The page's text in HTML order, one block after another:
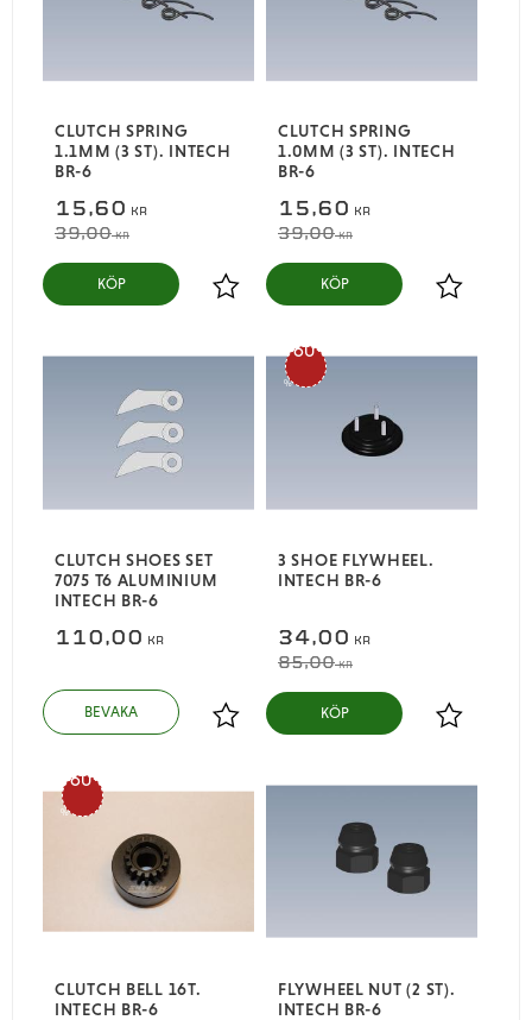
CLUTCH SPRING
1.1MM (3 ST). INTECH
BR-6
15,60 KR
39,00KR
Lägg till i favoriter
KÖP
CLUTCH SPRING
1.0MM (3 ST). INTECH
BR-6
15,60 KR
39,00KR
Lägg till i
KÖP
CLUTCH SHOES SET
7075 T6 ALUMINIUM
INTECH BR-6
110,00 KR
Lägg till i favoriter
3 SHOE FLYWHEEL.
INTECH BR-6
34,00 KR
85,00KR
60
%
Lägg till i
KÖP
CLUTCH BELL 16T.
INTECH BR-6
60
%
FLYWHEEL NUT (2 ST).
INTECH BR-6